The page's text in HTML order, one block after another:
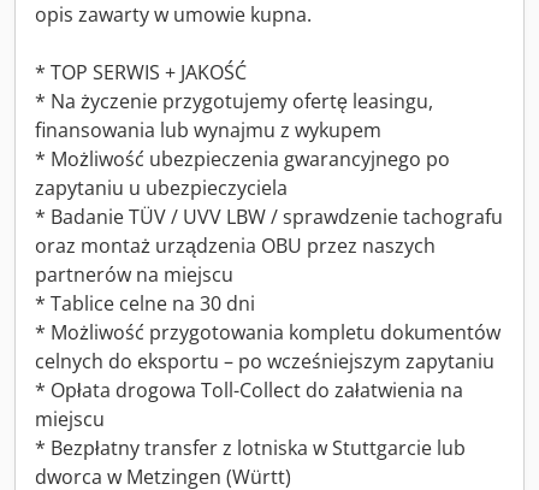
opis zawarty w umowie kupna.
* TOP SERWIS + JAKOŚĆ
* Na życzenie przygotujemy ofertę leasingu,
finansowania lub wynajmu z wykupem
* Możliwość ubezpieczenia gwarancyjnego po
zapytaniu u ubezpieczyciela
* Badanie TÜV / UVV LBW / sprawdzenie tachografu
oraz montaż urządzenia OBU przez naszych
partnerów na miejscu
* Tablice celne na 30 dni
* Możliwość przygotowania kompletu dokumentów
celnych do eksportu – po wcześniejszym zapytaniu
* Opłata drogowa Toll-Collect do załatwienia na
miejscu
* Bezpłatny transfer z lotniska w Stuttgarcie lub
dworca w Metzingen (Württ)